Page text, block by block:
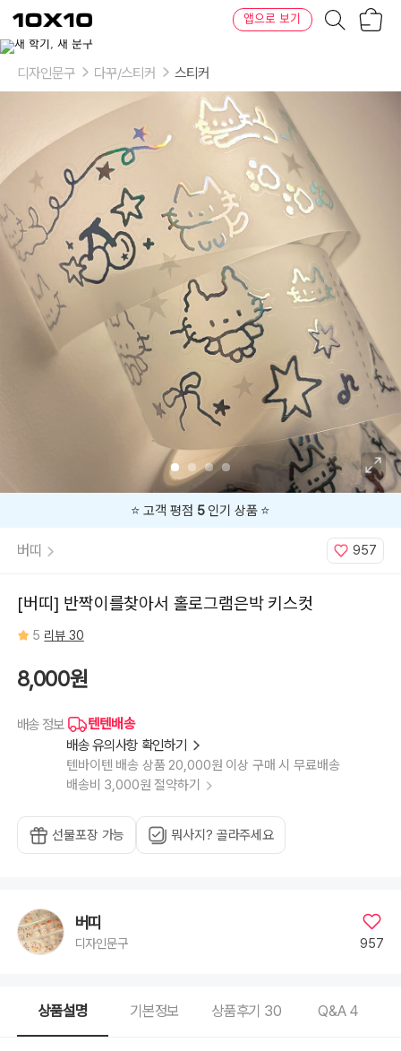
텐
바
텐
앱으로 보기
디자인문구 다꾸/스티커 스티커
⭐️ 고객 평점 5인기 상품 ⭐️
버띠 957
[버띠] 반짝이를찾아서 홀로그램은박 키스컷
5 리뷰 30
8,000원
배송 정보
텐텐배송
배송 유의사항 확인하기
텐바이텐 배송 상품 20,000원 이상 구매 시 무료배송
배송비 3,000원 절약하기
선물포장 가능 뭐사지? 골라주세요
버띠
디자인문구 957
상품설명 기본정보 상품후기 30 Q&A 4